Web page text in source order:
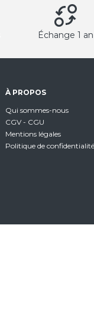
Échange 1 an
À PROPOS
Qui sommes-nous
CGV - CGU
Mentions légales
Politique de confidentialité